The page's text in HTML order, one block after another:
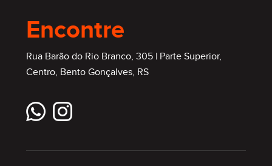
Encontre
Rua Barão do Rio Branco, 305 | Parte Superior,
Centro, Bento Gonçalves, RS